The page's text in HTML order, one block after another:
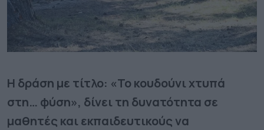
Η δράση με τίτλο: «Το κουδούνι χτυπά
στη… φύση», δίνει τη δυνατότητα σε
μαθητές και εκπαιδευτικούς να